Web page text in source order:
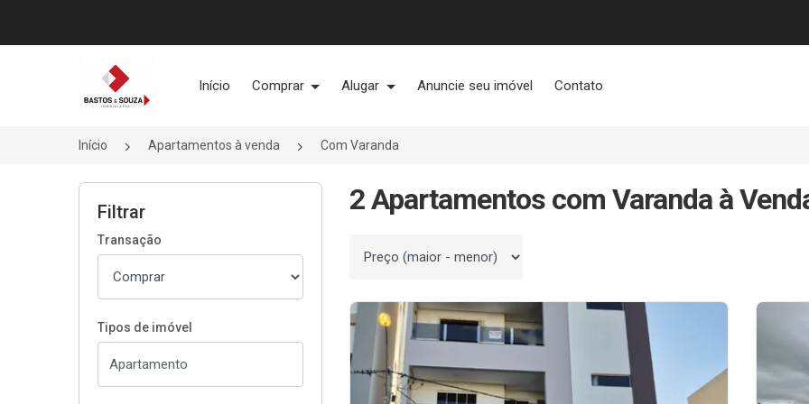
Página inicial
Início Comprar Alugar Anuncie seu imóvel Contato
Início Apartamentos à venda Com Varanda
Filtrar
Transação
Tipos de imóvel
2 Apartamentos com Varanda à
Ordenar por